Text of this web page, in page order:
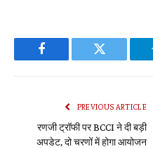
Facebook Twitter
PREVIOUS ARTICLE
रणजी ट्रॉफी पर BCCI ने दी बड़ी
अपडेट, दो चरणों में होगा आयोजन